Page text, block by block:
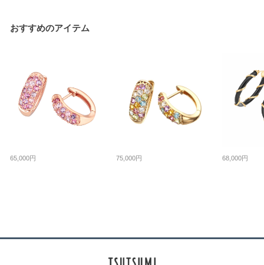
おすすめのアイテム
65,000円 75,000円 68,000円